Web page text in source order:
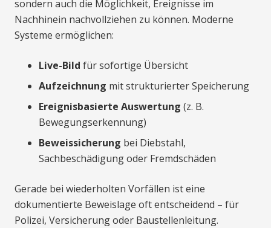
sondern auch die Möglichkeit, Ereignisse im
Nachhinein nachvollziehen zu können. Moderne
Systeme ermöglichen:
Live-Bild für sofortige Übersicht
Aufzeichnung mit strukturierter Speicherung
Ereignisbasierte Auswertung (z. B.
Bewegungserkennung)
Beweissicherung bei Diebstahl,
Sachbeschädigung oder Fremdschäden
Gerade bei wiederholten Vorfällen ist eine
dokumentierte Beweislage oft entscheidend – für
Polizei, Versicherung oder Baustellenleitung.